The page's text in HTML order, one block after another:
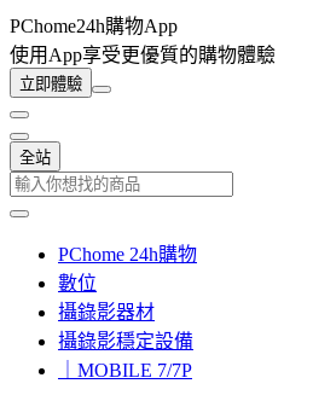
PChome24h購物App
使用App享受更優質的購物體驗
立即體驗
全站
PChome 24h購物
數位
攝錄影器材
攝錄影穩定設備
｜MOBILE 7/7P